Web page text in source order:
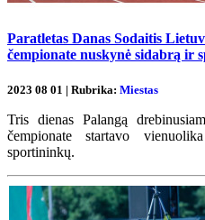
Paratletas Danas Sodaitis
čempionate nuskynė sidabrą ir
2023 08 01 | Rubrika: Miestas
Tris dienas Palangą
čempionate startavo
sportininkų.